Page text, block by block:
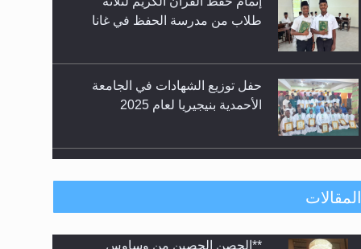
حفل توزيع الشهادات في الجامعة
الأحمدية بنيجيريا لعام 2025
معرض القرآن الكريم لمدة ثلاثين
يوما في مكتبة مدينة ريهيماكي في
ندوة حول نظام الوصية في الجماعة
المقالات